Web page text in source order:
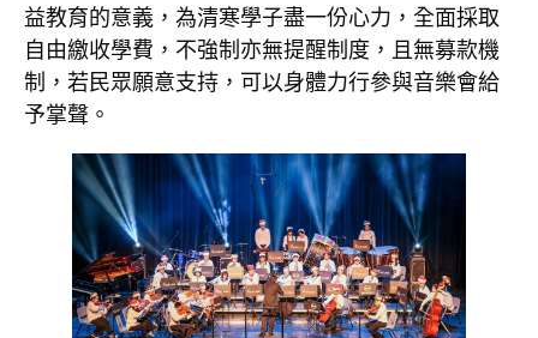
益教育的意義，為清寒學子盡一份心力，全面採取
自由繳收學費，不強制亦無提醒制度，且無募款機
制，若民眾願意支持，可以身體力行參與音樂會給
予掌聲。